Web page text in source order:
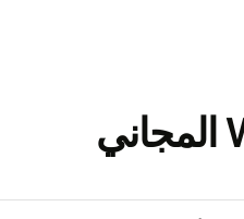
نزّل تطبيق Wise المجاني